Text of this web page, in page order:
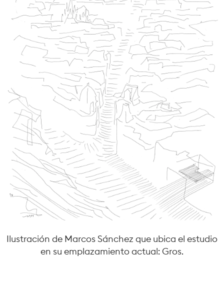
Ilustración de Marcos Sánchez que ubica el estudio
en su emplazamiento actual: Gros.